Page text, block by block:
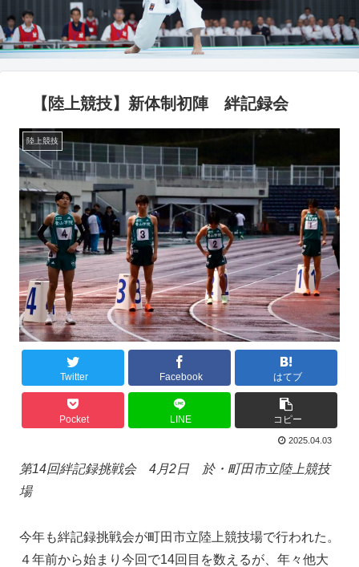
【陸上競技】新体制初陣 絆記録会
陸上競技
Twitter Facebook はてブ
Pocket LINE コピー
2025.04.03
第14回絆記録挑戦会 4月2日 於・町田市立陸上競技
場
今年も絆記録挑戦会が町田市立陸上競技場で行われた。
４年前から始まり今回で14回目を数えるが、年々他大